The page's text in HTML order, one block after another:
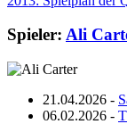
Spieler: Ali
21.04.2026 -
06.02.2026 -